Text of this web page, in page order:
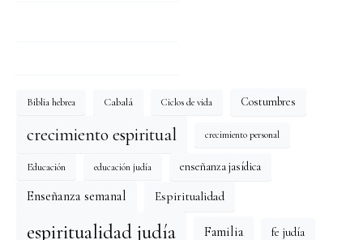
Biblia hebrea Cabalá Ciclos de vida Costumbres
crecimiento espiritual crecimiento personal
Educación educación judía enseñanza jasídica
Enseñanza semanal Espiritualidad
espiritualidad judía Familia fe judía